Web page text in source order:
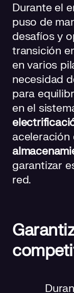
Durante el
puso de
desafíos y
transición
en varios
necesidad
para
en el
aceleración
garantizar
red.